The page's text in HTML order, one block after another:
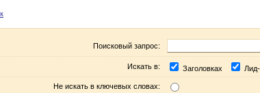
Поисковый запрос:
Искать в: Заголовках
Не искать в ключевых словах: